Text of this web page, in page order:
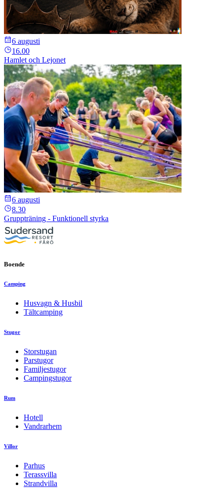
6 augusti
16.00
Hamlet och Lejonet
6 augusti
8.30
Gruppträning - Funktionell styrka
Boende
Camping
Husvagn & Husbil
Tältcamping
Stugor
Storstugan
Parstugor
Familjestugor
Campingstugor
Rum
Hotell
Vandrarhem
Villor
Parhus
Terassvilla
Strandvilla